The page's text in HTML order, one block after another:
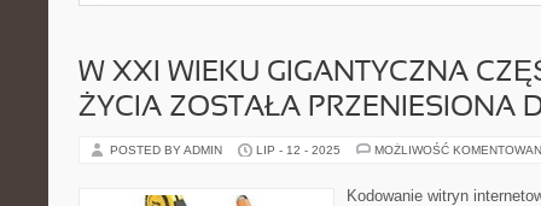
W XXI WIEKU GIGANTYCZNA
ŻYCIA ZOSTAŁA PRZENIESIONA
POSTED BY ADMIN LIP - 12 - 2025 MOŻLIWOŚĆ
Kodowanie witryn